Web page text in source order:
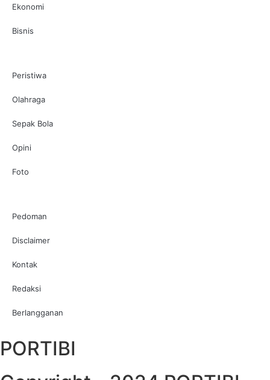
Ekonomi
Bisnis
Peristiwa
Olahraga
Sepak Bola
Opini
Foto
Pedoman
Disclaimer
Kontak
Redaksi
Berlangganan
PORTIBI